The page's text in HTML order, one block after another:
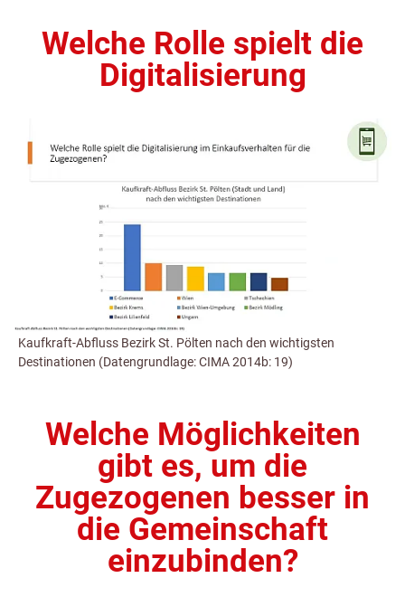
Welche Rolle spielt die
Digitalisierung
Kaufkraft-Abfluss Bezirk St. Pölten nach den wichtigsten
Destinationen (Datengrundlage: CIMA 2014b: 19)
Welche Möglichkeiten
gibt es, um die
Zugezogenen besser in
die Gemeinschaft
einzubinden?